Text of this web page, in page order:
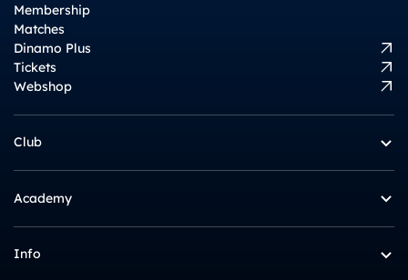
Membership
Matches
Dinamo Plus
Tickets
Webshop
Club
Academy
Info